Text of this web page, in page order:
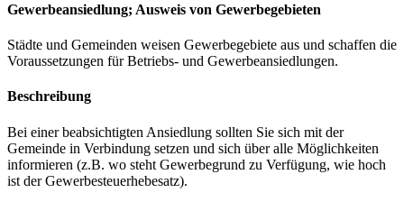
Gewerbeansiedlung; Ausweis von Gewerbegebieten
Städte und Gemeinden weisen Gewerbegebiete aus und schaffen die
Voraussetzungen für Betriebs- und Gewerbeansiedlungen.
Beschreibung
Bei einer beabsichtigten Ansiedlung sollten Sie sich mit der
Gemeinde in Verbindung setzen und sich über alle Möglichkeiten
informieren (z.B. wo steht Gewerbegrund zu Verfügung, wie hoch
ist der Gewerbesteuerhebesatz).